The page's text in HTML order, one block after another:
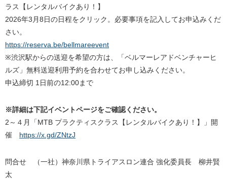
ラス【レンタルバイクあり！】
2026年3月8日の日程をクリック。必要事項を記入してお申込みくだ
さい。
https://reserva.be/bellmareevent
※渋沢駅からの送迎を希望の方は、「ベルマーレアドベンチャーヒ
ルズ」無料送迎利用予約を合わせてお申し込みください。
申込締切 1日前の12:00まで
※詳細は下記イベントページをご確認ください。
2～４月「MTB プラクティスクラス【レンタルバイクあり！】」開
催 https://x.gd/ZNtzJ
問合せ （一社）神奈川県トライアスロン連合 強化委員長 柳井賢
太